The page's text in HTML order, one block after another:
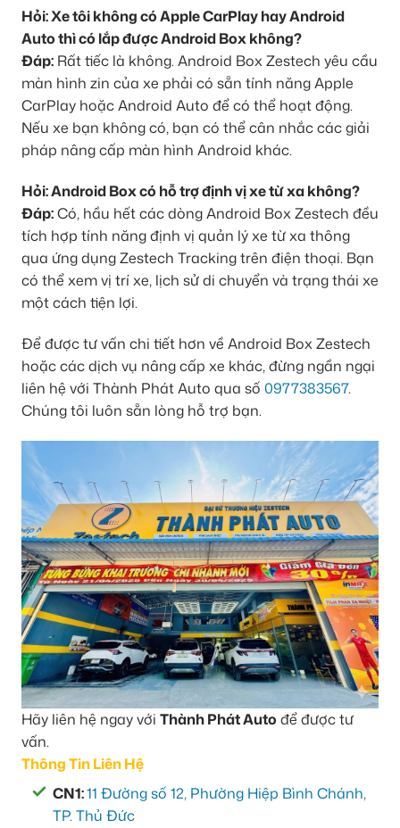
Hỏi: Xe tôi không có Apple CarPlay hay Android
Auto thì có lắp được Android Box không?
Đáp: Rất tiếc là không. Android Box Zestech yêu cầu
màn hình zin của xe phải có sẵn tính năng Apple
CarPlay hoặc Android Auto để có thể hoạt động.
Nếu xe bạn không có, bạn có thể cân nhắc các giải
pháp nâng cấp màn hình Android khác.
Hỏi: Android Box có hỗ trợ định vị xe từ xa không?
Đáp:Có, hầu hết các dòng Android Box Zestech đều
tích hợp tính năng định vị quản lý xe từ xa thông
qua ứng dụng Zestech Tracking trên điện thoại. Bạn
có thể xem vị trí xe, lịch sử di chuyển và trạng thái xe
một cách tiện lợi.
Để được tư vấn chi tiết hơn về Android Box Zestech
hoặc các dịch vụ nâng cấp xe khác, đừng ngần ngại
liên hệ với Thành Phát Auto qua số 0977383567.
Chúng tôi luôn sẵn lòng hỗ trợ bạn.
Hãy liên hệ ngay với Thành Phát Auto để được tư
vấn.
Thông Tin Liên Hệ
CN1:11 Đường số 12, Phường Hiệp Bình Chánh,
TP. Thủ Đức